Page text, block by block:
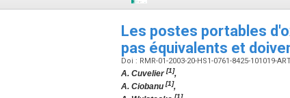
Les postes portables
pas équivalents et
Doi : RMR-01-2003-20-HS1-0761-8425-101019-
A. Cuvelier[1],
A. Ciobanu [1],
[1]